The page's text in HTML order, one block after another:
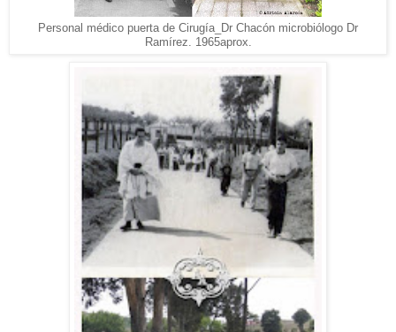
Personal médico puerta de Cirugía_Dr Chacón microbiólogo Dr
Ramírez. 1965aprox.